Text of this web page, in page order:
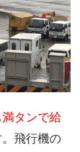
タンで給
飛行機の